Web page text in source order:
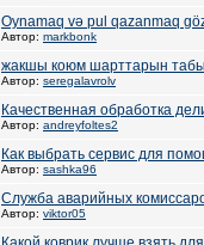
Oynamaq və pul qazanmaq
Автор: markbonk
жакшы коюм шарттарын
Автор: seregalavrolv
Качественная обработка
Автор: andreyfoltes2
Как выбрать сервис для
Автор: sashka96
Служба аварийных
Автор: viktor05